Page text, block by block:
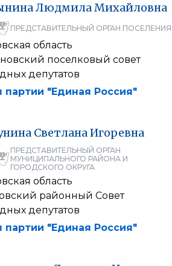
ЛюдмилаМихайловна
ПРЕДСТАВИТЕЛЬНЫЙ ОРГАН ПОСЕЛЕНИЯ
область
поселковый совет
депутатов
партии "Единая Россия"
СветланаИгоревна
ПРЕДСТАВИТЕЛЬНЫЙ ОРГАН
МУНИЦИПАЛЬНОГО РАЙОНА И
ГОРОДСКОГО ОКРУГА
область
районный Совет
депутатов
партии "Единая Россия"